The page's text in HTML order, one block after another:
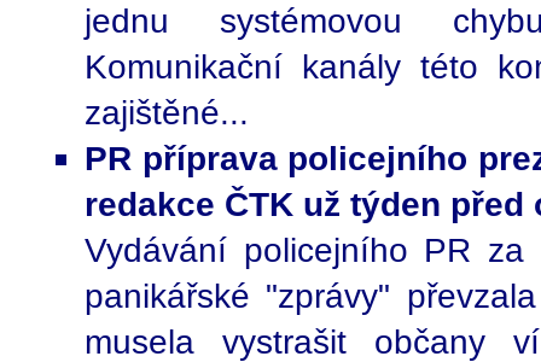
jednu systémovou
Komunikační kanály této
zajištěné...
PR příprava policejního
redakce ČTK už týden
Vydávání policejního PR
panikářské "zprávy"
musela vystrašit občany